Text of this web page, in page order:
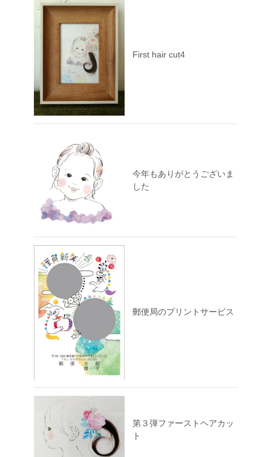
First hair cut4
今年もありがとうございま
した
郵便局のプリントサービス
第３弾ファーストヘアカッ
ト